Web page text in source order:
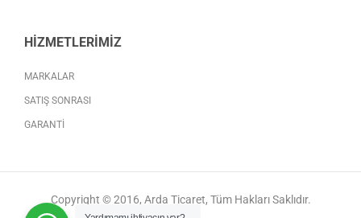
HIZMETLERIMIZ
MARKALAR
SATIŞ SONRASI
GARANTI
Copyright © 2016, Arda Ticaret, Tüm Hakları Saklıdır.